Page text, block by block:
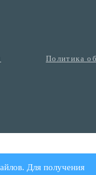
Политика
Для получения